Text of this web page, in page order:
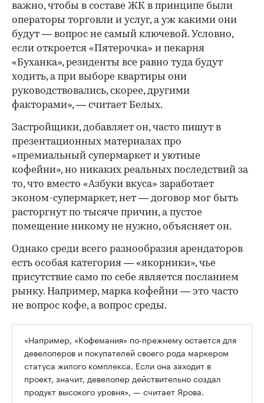
важно, чтобы в составе ЖК в принципе были
операторы торговли и услуг, а уж какими они
будут — вопрос не самый ключевой. Условно,
если откроется «Пятерочка» и пекарня
«Буханка», резиденты все равно туда будут
ходить, а при выборе квартиры они
руководствовались, скорее, другими
факторами», — считает Белых.
Застройщики, добавляет он, часто пишут в
презентационных материалах про
«премиальный супермаркет и уютные
кофейни», но никаких реальных последствий за
то, что вместо «Азбуки вкуса» заработает
эконом-супермаркет, нет — договор мог быть
расторгнут по тысяче причин, а пустое
помещение никому не нужно, объясняет он.
Однако среди всего разнообразия арендаторов
есть особая категория — «якорники», чье
присутствие само по себе является посланием
рынку. Например, марка кофейни — это часто
не вопрос кофе, а вопрос среды.
«Например, «Кофемания» по-прежнему остается для
девелоперов и покупателей своего рода маркером
статуса жилого комплекса. Если она заходит в
проект, значит, девелопер действительно создал
продукт высокого уровня», — считает Ярова.